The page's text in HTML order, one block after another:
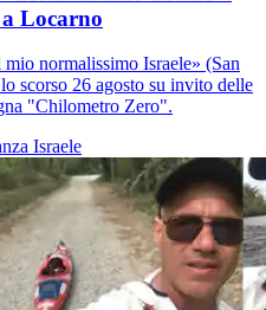
Locarno
normalissimo Israele» (San
scorso 26 agosto su invito delle
"Chilometro Zero".
Israele